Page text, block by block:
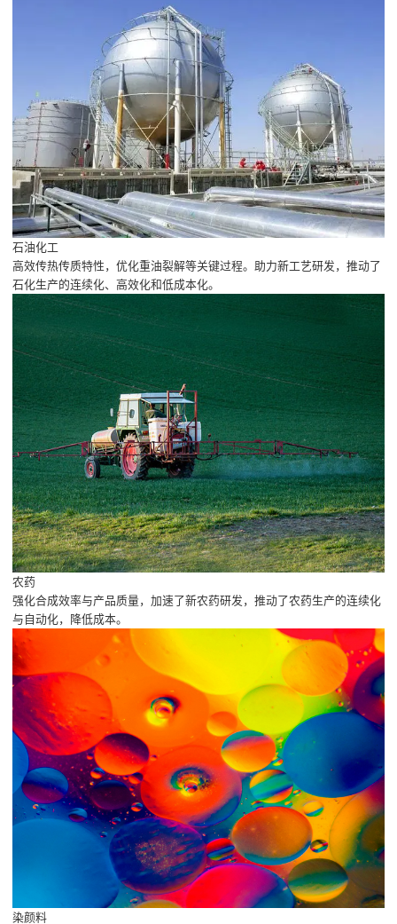
石油化工
高效传热传质特性，优化重油裂解等关键过程。助力新工艺研发，推动了
石化生产的连续化、高效化和低成本化。
农药
强化合成效率与产品质量，加速了新农药研发，推动了农药生产的连续化
与自动化，降低成本。
染颜料